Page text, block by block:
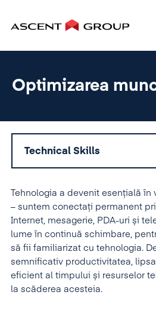
Optimizarea
Technical Skills
Tehnologia a devenit esențială
– suntem conectați permanent
Internet, mesagerie, PDA-uri și
lume în continuă schimbare,
să fii familiarizat cu tehnologia.
semnificativ productivitatea,
eficient al timpului și resurselor
la scăderea acesteia.